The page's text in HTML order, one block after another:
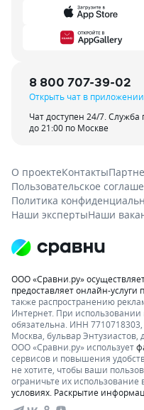
8 800 707-39-02
Открыть чат в приложении
Чат доступен 24/7. Служба
до 21:00 по Москве
О проектеКонтакты
Пользовательское
Политика
Наши экспертыНаши
ООО «Сравни.ру»
предоставляет онлайн-
также распространению
Интернет. При использовании
обязательна. ИНН
Москва, бульвар Энтузиастов,
ООО «Сравни.ру» использует
сервисов и повышения
не хотите, чтобы ваши
ограничьте их использование
условиях. Раскрытие